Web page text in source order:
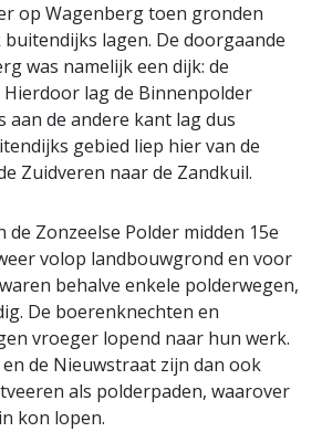
op Wagenberg toen gronden
lagen. De doorgaande
was namelijk een dijk: de
lag de Binnenpolder
aan de andere kant lag dus
gebied liep hier van de
Zuidveren naar de Zandkuil.
de Zonzeelse Polder midden 15e
volop landbouwgrond en voor
behalve enkele polderwegen,
De boerenknechten en
vroeger lopend naar hun werk.
de Nieuwstraat zijn dan ook
als polderpaden, waarover
kon lopen.